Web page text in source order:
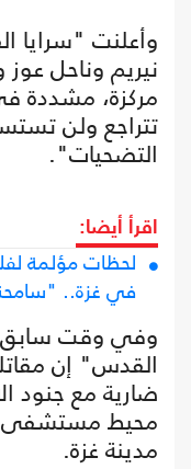
وأعلنت
نيريم وناحل
مركزة، مشددة
تتراجع ولن
التضحيات".
اقرأ أيضا:
لحظات مؤلمة
في غزة..
وفي وقت سابق
القدس" إن
ضارية مع جنود
محيط مستشفى
مدينة غزة.